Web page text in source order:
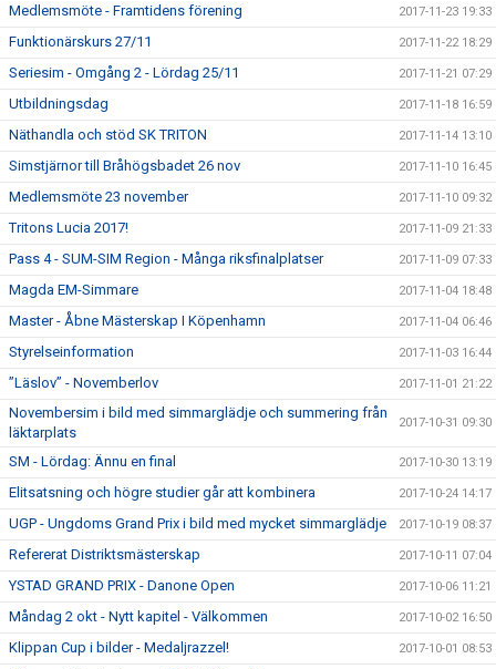
Medlemsmöte - Framtidens förening 2017-11-23 19:33
Funktionärskurs 27/11 2017-11-22 18:29
Seriesim - Omgång 2 - Lördag 25/11 2017-11-21 07:29
Utbildningsdag 2017-11-18 16:59
Näthandla och stöd SK TRITON 2017-11-14 13:10
Simstjärnor till Bråhögsbadet 26 nov 2017-11-10 16:45
Medlemsmöte 23 november 2017-11-10 09:32
Tritons Lucia 2017! 2017-11-09 21:33
Pass 4 - SUM-SIM Region - Många riksfinalplatser 2017-11-09 07:33
Magda EM-Simmare 2017-11-04 18:48
Master - Åbne Mästerskap I Köpenhamn 2017-11-04 06:46
Styrelseinformation 2017-11-03 16:44
”Läslov” - Novemberlov 2017-11-01 21:22
Novembersim i bild med simmarglädje och summering från
läktarplats
2017-10-31 09:30
SM - Lördag: Ännu en final 2017-10-30 13:19
Elitsatsning och högre studier går att kombinera 2017-10-24 14:17
UGP - Ungdoms Grand Prix i bild med mycket simmarglädje 2017-10-19 08:37
Refererat Distriktsmästerskap 2017-10-11 07:04
YSTAD GRAND PRIX - Danone Open 2017-10-06 11:21
Måndag 2 okt - Nytt kapitel - Välkommen 2017-10-02 16:50
Klippan Cup i bilder - Medaljrazzel! 2017-10-01 08:53